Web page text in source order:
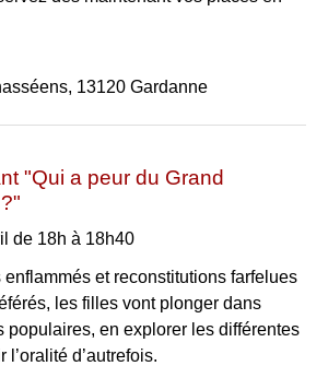
13120 Gardanne
"Qui a peur du Grand
de 18h à 18h40
enflammés et reconstitutions farfelues
les filles vont plonger dans
populaires, en explorer les différentes
d’autrefois.